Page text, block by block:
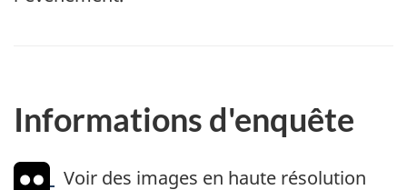
Informations d'enquête
Voir des images en haute résolution